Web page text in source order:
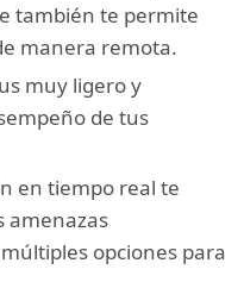
también te permite
manera remota.
muy ligero y
de tus
en tiempo real te
amenazas
opciones para